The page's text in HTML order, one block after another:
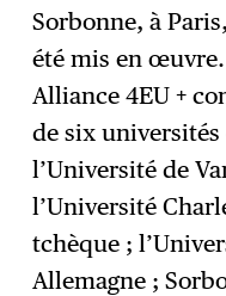
Sorbonne, à
été mis en œuvre.
Alliance 4EU +
de six
l’Université de
l’Université
tchèque ;
Allemagne ;